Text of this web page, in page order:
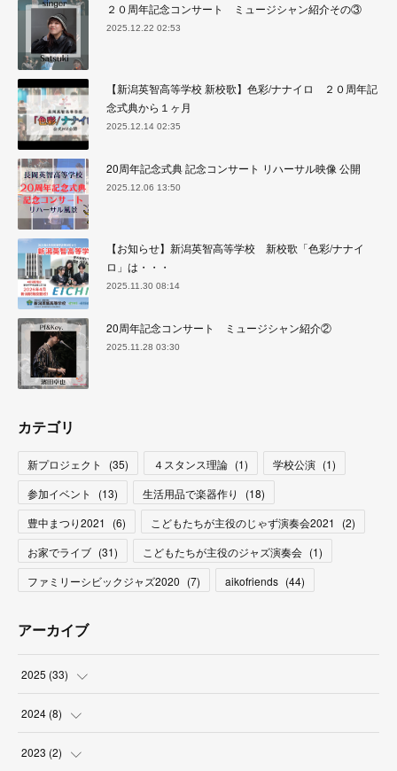
２０周年記念コンサート ミュージシャン紹介その③
2025.12.22 02:53
【新潟英智高等学校 新校歌】色彩/ナナイロ ２０周年記
念式典から１ヶ月
2025.12.14 02:35
20周年記念式典 記念コンサート リハーサル映像 公開
2025.12.06 13:50
【お知らせ】新潟英智高等学校 新校歌「色彩/ナナイ
ロ」は・・・
2025.11.30 08:14
20周年記念コンサート ミュージシャン紹介②
2025.11.28 03:30
カテゴリ
新プロジェクト (35) ４スタンス理論 (1) 学校公演 (1)
参加イベント
(13) 生活用品で楽器作り (18)
豊中まつり2021
(6) こどもたちが主役のじゃず演奏会2021 (2)
お家でライブ (31) こどもたちが主役のジャズ演奏会 (1)
ファミリーシビックジャズ2020 (7) aikofriends (44)
アーカイブ
2025 (33)
( )
( )
2024 (8)
( )
2023 (2)